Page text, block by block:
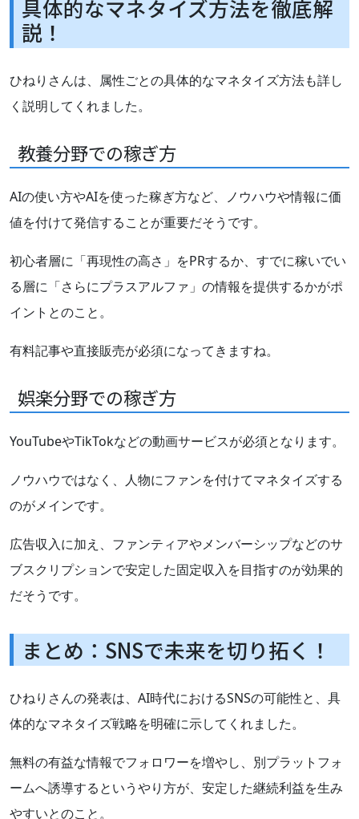
具体的なマネタイズ方法を徹底解
説！
ひねりさんは、属性ごとの具体的なマネタイズ方法も詳し
く説明してくれました。
教養分野での稼ぎ方
AIの使い方やAIを使った稼ぎ方など、ノウハウや情報に価
値を付けて発信することが重要だそうです。
初心者層に「再現性の高さ」をPRするか、すでに稼いでい
る層に「さらにプラスアルファ」の情報を提供するかがポ
イントとのこと。
有料記事や直接販売が必須になってきますね。
娯楽分野での稼ぎ方
YouTubeやTikTokなどの動画サービスが必須となります。
ノウハウではなく、人物にファンを付けてマネタイズする
のがメインです。
広告収入に加え、ファンティアやメンバーシップなどのサ
ブスクリプションで安定した固定収入を目指すのが効果的
だそうです。
まとめ：SNSで未来を切り拓く！
ひねりさんの発表は、AI時代におけるSNSの可能性と、具
体的なマネタイズ戦略を明確に示してくれました。
無料の有益な情報でフォロワーを増やし、別プラットフォ
ームへ誘導するというやり方が、安定した継続利益を生み
やすいとのこと。